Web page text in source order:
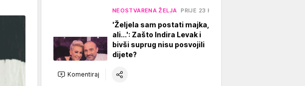
NEOSTVARENA ŽELJA PRIJE 23 H
'Željela sam postati majka,
ali...': Zašto Indira Levak i
bivši suprug nisu posvojili
dijete?
Komentiraj